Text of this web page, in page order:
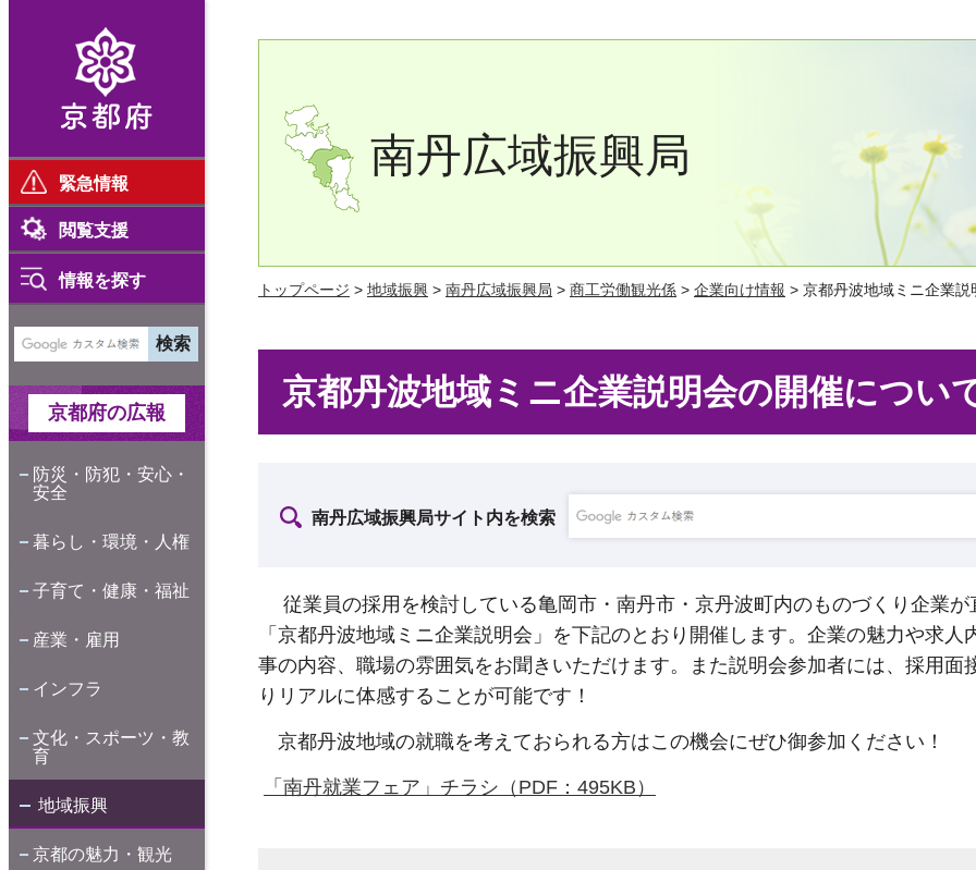
緊急情報
閲覧支援
情報を探す
京都府の広報
防災・防犯・安心・
安全
暮らし・環境・人権
子育て・健康・福祉
産業・雇用
インフラ
文化・スポーツ・教
育
地域振興
京都の魅力・観光
南丹広域振興局
トップページ > 地域振興 > 南丹広域振興局 > 商工労働観光係 > 企業向け情報 > 京都丹波地域ミニ企業
京都丹波地域ミニ企業説明会の開催につい
南丹広域振興局サイト内を検索
従業員の採用を検討している亀岡市・南丹市・京丹波町内のものづくり企業
「京都丹波地域ミニ企業説明会」を下記のとおり開催します。企業の魅力や求
事の内容、職場の雰囲気をお聞きいただけます。また説明会参加者には、採用
りリアルに体感することが可能です！
京都丹波地域の就職を考えておられる方はこの機会にぜひ御参加ください！
「南丹就業フェア」チラシ（PDF：495KB）